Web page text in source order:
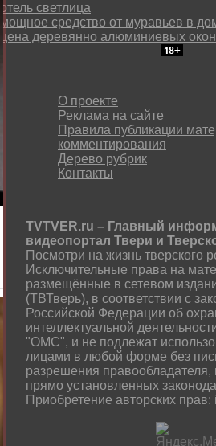
отель светлица
мощное средство от муравьев в
цена деревянно алюминиевых
О проекте
Реклама на сайте
Правила публикации
комментирования
Дерево рубрик
Контакты
TVTVER.ru – Главный
видеопортал Твери и
Посмотри на жизнь тверского
Исключительные права на
размещённые в сетевом
(ТВТверь), в соответствии с
Российской Федерации об
интеллектуальной
"ОМС", и не подлежат
лицами в любой форме без
разрешения правообладателя,
прямо установленных
Приобретение авторских прав: